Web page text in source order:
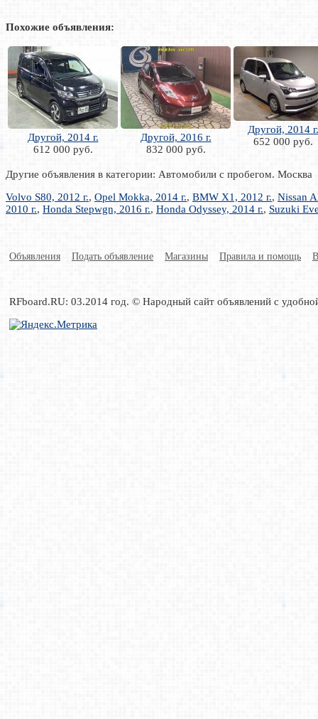
Похожие объявления:
Другой, 2014 г.
612 000 руб.
Другой, 2016 г.
832 000 руб.
Другой, 2014 г.
652 000 руб.
Другие объявления в категории: Автомобили с пробегом. Москва
Volvo S80, 2012 г., Opel Mokka, 2014 г., BMW X1, 2012 г., Nissan
2010 г., Honda Stepwgn, 2016 г., Honda Odyssey, 2014 г., Suzuki
Объявления Подать объявление Магазины Правила и помощь
RFboard.RU: 03.2014 год. © Народный сайт объявлений с